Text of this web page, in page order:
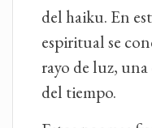
del haiku. En
espiritual se
rayo de luz,
del tiempo.